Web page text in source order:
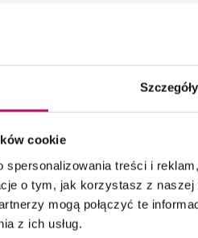
Szczegóły
cookie
treści i
o tym, jak korzystasz z
mogą połączyć te
z ich usług.
Materiał:
Szerokość: